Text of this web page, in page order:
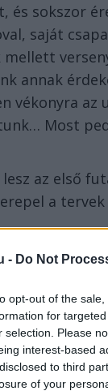
- Do Not
opt-out of the
for
selection. Please
interest-based
to third
of your
sokszor
saját
annak
vékonyra az
Most
az első
a